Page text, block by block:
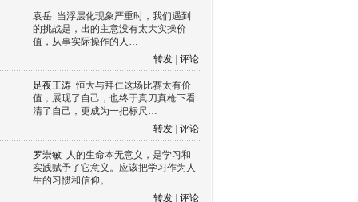
袁岳 当浮层化现象严重时，我们遇到
的挑战是，出的主意没有太大实操价
值，从事实际操作的人…
转发
评论
足夜王涛 恒大与拜仁这场比赛太有价
值，展现了自己，也终于真刀真枪下看
清了自己，更成为一把标尺…
转发
评论
罗崇敏 人的生命本无意义，是学习和
实践赋予了它意义。应该把学习作为人
生的习惯和信仰。
转发
评论